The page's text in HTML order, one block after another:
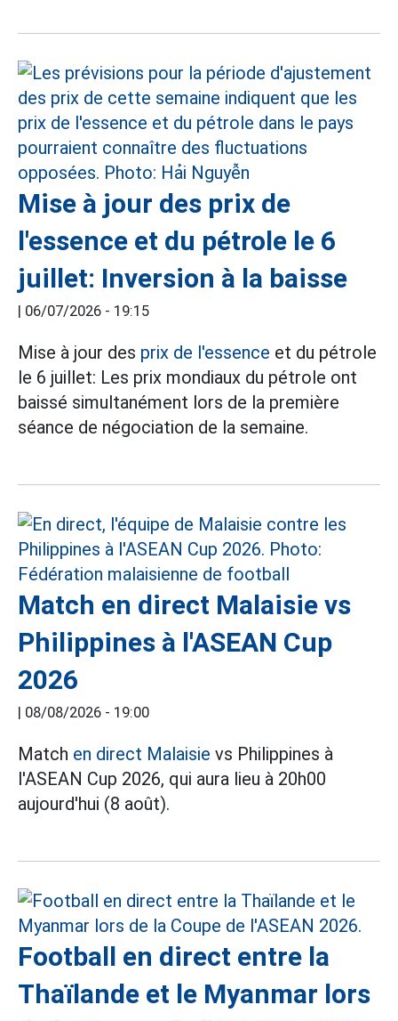
Mise à jour des prix de
l'essence et du pétrole le 6
juillet: Inversion à la baisse
| 06/07/2026 - 19:15
Mise à jour des prix de l'essence et du pétrole
le 6 juillet: Les prix mondiaux du pétrole ont
baissé simultanément lors de la première
séance de négociation de la semaine.
Match en direct Malaisie vs
Philippines à l'ASEAN Cup
2026
| 08/08/2026 - 19:00
Match en direct Malaisie vs Philippines à
l'ASEAN Cup 2026, qui aura lieu à 20h00
aujourd'hui (8 août).
Football en direct entre la
Thaïlande et le Myanmar lors